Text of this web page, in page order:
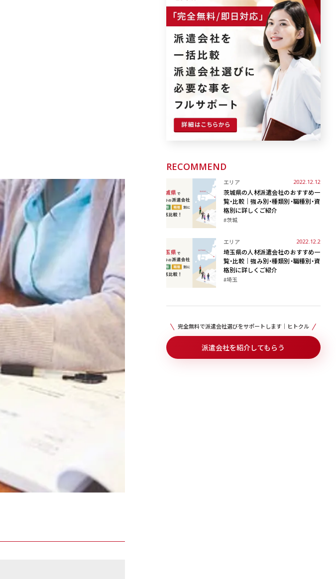
RECOMMEND
エリア 2022.12.12
茨城県の人材派遣会社のおすすめ一
覧・比較｜強み別・種類別・職種別・資
格別に詳しくご紹介
#茨城
エリア 2022.12.2
埼玉県の人材派遣会社のおすすめ一
覧・比較｜強み別・種類別・職種別・資
格別に詳しくご紹介
#埼玉
完全無料で派遣会社選びをサポートします｜ヒトクル
派遣会社を紹介してもらう